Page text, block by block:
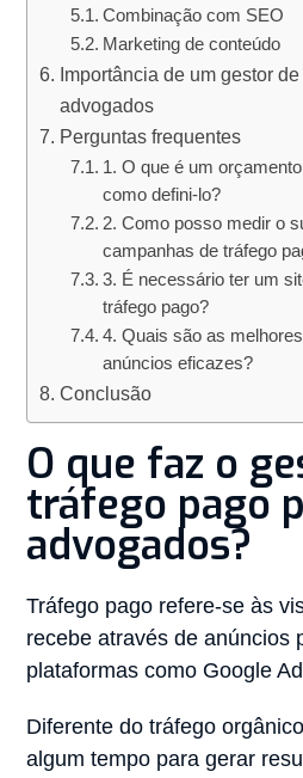
Combinação com SEO
Marketing de conteúdo
Importância de um gestor
advogados
Perguntas frequentes
1. O que é um
como defini-lo?
2. Como posso medir o
campanhas de tráfego
3. É necessário ter um
tráfego pago?
4. Quais são as
anúncios eficazes?
Conclusão
O que faz o
tráfego pago
advogados?
Tráfego pago refere-se às
recebe através de anúncios
plataformas como Google
Diferente do tráfego
algum tempo para gerar